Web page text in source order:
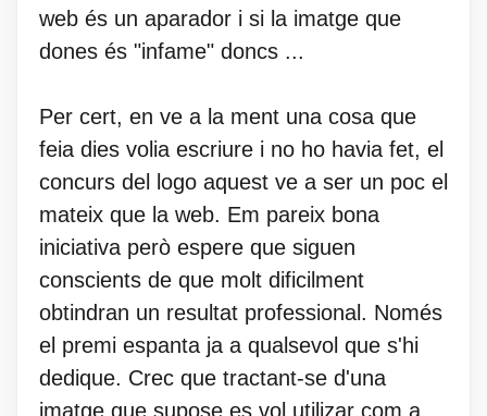
web és un aparador i si la imatge que
dones és "infame" doncs ...
Per cert, en ve a la ment una cosa que
feia dies volia escriure i no ho havia fet, el
concurs del logo aquest ve a ser un poc el
mateix que la web. Em pareix bona
iniciativa però espere que siguen
conscients de que molt dificilment
obtindran un resultat professional. Només
el premi espanta ja a qualsevol que s'hi
dedique. Crec que tractant-se d'una
imatge que supose es vol utilizar com a